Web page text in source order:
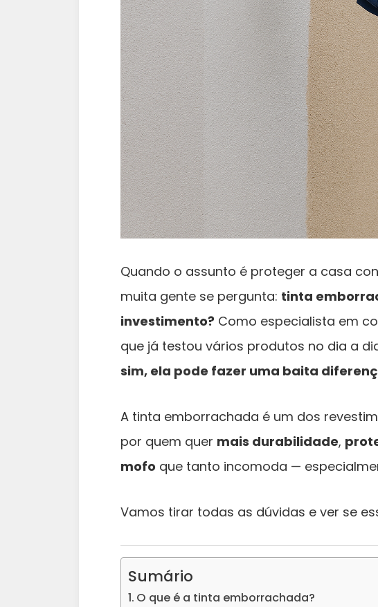
Quando o assunto é proteger a casa
muita gente se pergunta: tinta
investimento? Como especialista em
que já testou vários produtos no dia a
sim, ela pode fazer uma baita
A tinta emborrachada é um dos
por quem quer mais durabilidade,
mofo que tanto incomoda —
Vamos tirar todas as dúvidas e ver se
Sumário
O que é a tinta emborrachada?